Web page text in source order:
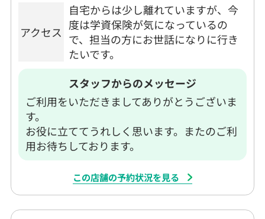
アクセス
自宅からは少し離れていますが、今
度は学資保険が気になっているの
で、担当の方にお世話になりに行き
たいです。
スタッフからのメッセージ
ご利用をいただきましてありがとうございま
す。
お役に立ててうれしく思います。またのご利
用お待ちしております。
この店舗の予約状況を見る